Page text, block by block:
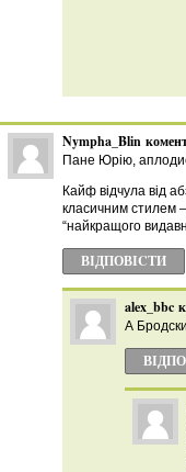
Nympha_Blin
Пане Юрію,
Кайф відчула від
класичним стилем
“найкращого
ВІДПОВІCТИ
alex_bbc
А